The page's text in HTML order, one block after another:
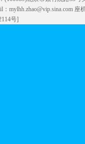
：mylhh.zhao@vip.sina.com
号]